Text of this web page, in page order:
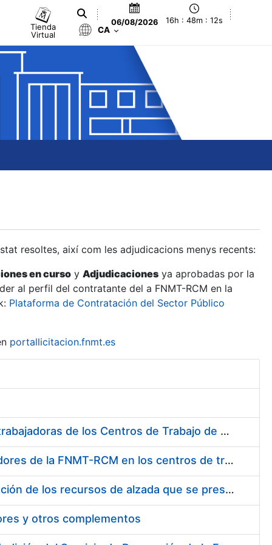
Tienda
Virtual
06/08/2026 16h : 48m : 13s
CA
resoltes, així com les adjudicacions menys recents:
en curso y Adjudicaciones ya aprobadas por la
al perfil del contratante del a FNMT-RCM en la
Plataforma de Contratación del Sector Público
portallicitacion.fnmt.es
Suministro de Protectores Auditivos a medida para las personas trabajadoras de los Centros de Trabajo de Madrid y Burgos
Suministro de gafas graduadas antiproyecciones para los trabajadores de la FNMT-RCM en los centros de trabajo de Madrid y Burgos
Servicios de una empresa externa para el asesoramiento y resolución de los recursos de alzada que se presentan relacionados con procesos de selección para la FNMT-RCM
y otros complementos